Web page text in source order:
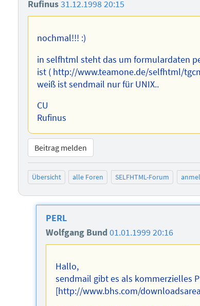
Rufinus31.12.1998 20:15
nochmal!!! :)
in selfhtml steht das um formulardaten
ist ( http://www.teamone.de/selfhtml/
weiß ist sendmail nur für UNIX..
CU
Rufinus
Beitrag melden
Übersicht alle Foren SELFHTML-Forum
PERL
Wolfgang Bund 01.01.1999 20:16
Hallo,
sendmail gibt es als kommerzielles
[http://www.bhs.com/